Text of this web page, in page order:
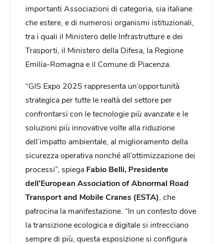
importanti Associazioni di categoria, sia italiane
che estere, e di numerosi organismi istituzionali,
tra i quali il Ministero delle Infrastrutture e dei
Trasporti, il Ministero della Difesa, la Regione
Emilia-Romagna e il Comune di Piacenza.
“GIS Expo 2025 rappresenta un’opportunità
strategica per tutte le realtà del settore per
confrontarsi con le tecnologie più avanzate e le
soluzioni più innovative volte alla riduzione
dell’impatto ambientale, al miglioramento della
sicurezza operativa nonché all’ottimizzazione dei
processi”, spiega Fabio Belli, Presidente
dell’European Association of Abnormal Road
Transport and Mobile Cranes (ESTA) , che
patrocina la manifestazione. “In un contesto dove
la transizione ecologica e digitale si intrecciano
sempre di più, questa esposizione si configura